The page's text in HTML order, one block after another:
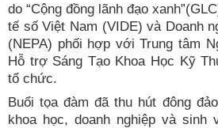
do “Cộng đồng lãnh đạo
tế số Việt Nam (VIDE) và Doanh
(NEPA) phối hợp với Trung tâm
Hỗ trợ Sáng Tạo Khoa Học Kỹ
tổ chức.
Buổi tọa đàm đã thu hút đông
khoa học, doanh nghiệp và sinh